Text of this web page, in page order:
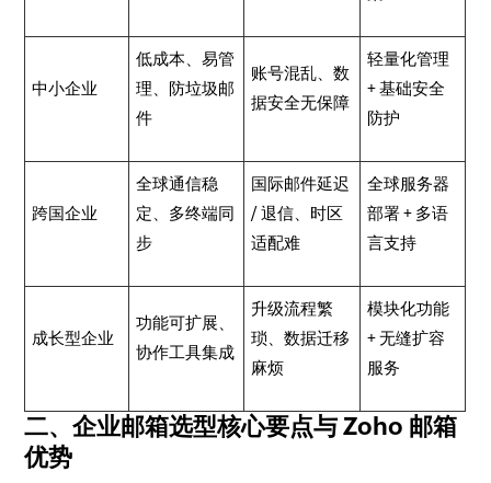
中小企业
低成本、易管
理、防垃圾邮
件
账号混乱、数
据安全无保障
轻量化管理
+ 基础安全
防护
跨国企业
全球通信稳
定、多终端同
步
国际邮件延迟
/ 退信、时区
适配难
全球服务器
部署 + 多语
言支持
成长型企业
功能可扩展、
协作工具集成
升级流程繁
琐、数据迁移
麻烦
模块化功能
+ 无缝扩容
服务
二、企业邮箱选型核心要点与 Zoho 邮箱
优势